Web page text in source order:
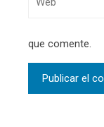
que comente.